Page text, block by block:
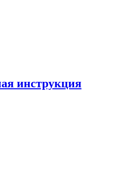
инструкция